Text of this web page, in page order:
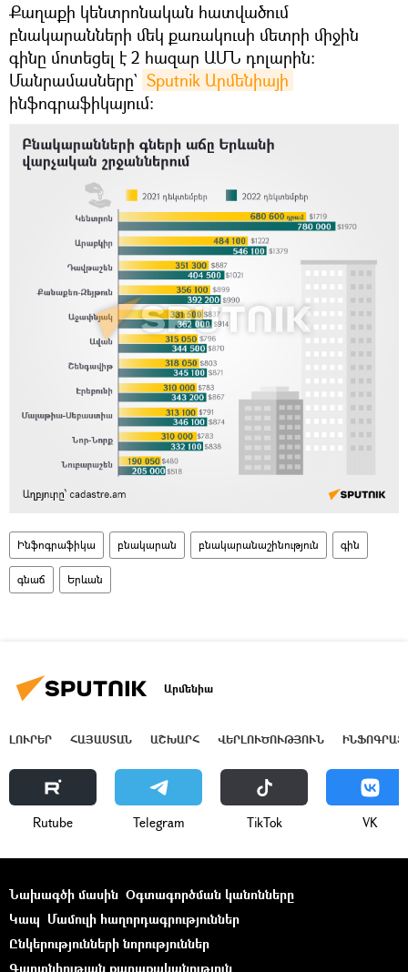
Քաղաքի կենտրոնական հատվածում
բնակարանների մեկ քառակուսի մետրի միջին
գինը մոտեցել է 2 հազար ԱՄՆ դոլարին:
Մանրամասները` Sputnik Արմենիայի
ինֆոգրաֆիկայում։
Ինֆոգրաֆիկա բնակարան բնակարանաշինություն գին
գնաճ Երևան
Արմենիա
ԼՈՒՐԵՐ ՀԱՅԱՍՏԱՆ ԱՇԽԱՐՀ ՎԵՐԼՈՒԾՈՒԹՅՈՒՆ
Rutube Telegram ТikТоk VK
Նախագծի մասին Օգտագործման կանոնները
Կապ Մամուլի հաղորդագրություններ
Ընկերությունների նորություններ
Գաղտնիության քաղաքականություն